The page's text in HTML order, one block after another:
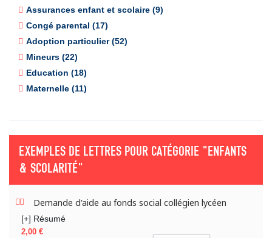
Assurances enfant et scolaire (9)
Congé parental (17)
Adoption particulier (52)
Mineurs (22)
Education (18)
Maternelle (11)
EXEMPLES DE LETTRES POUR CATÉGORIE "ENFANTS
& SCOLARITÉ"
Demande d'aide au fonds social collégien lycéen
[+] Résumé
Prix
2,00 €